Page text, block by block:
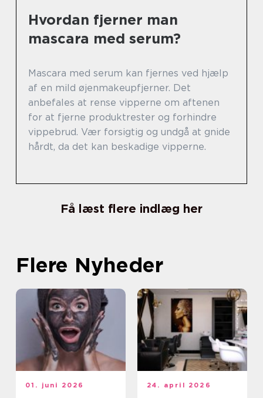
Hvordan fjerner man
mascara med serum?
Mascara med serum kan fjernes ved hjælp
af en mild øjenmakeupfjerner. Det
anbefales at rense vipperne om aftenen
for at fjerne produktrester og forhindre
vippebrud. Vær forsigtig og undgå at gnide
hårdt, da det kan beskadige vipperne.
Få læst flere indlæg her
Flere Nyheder
01. juni 2026 24. april 2026